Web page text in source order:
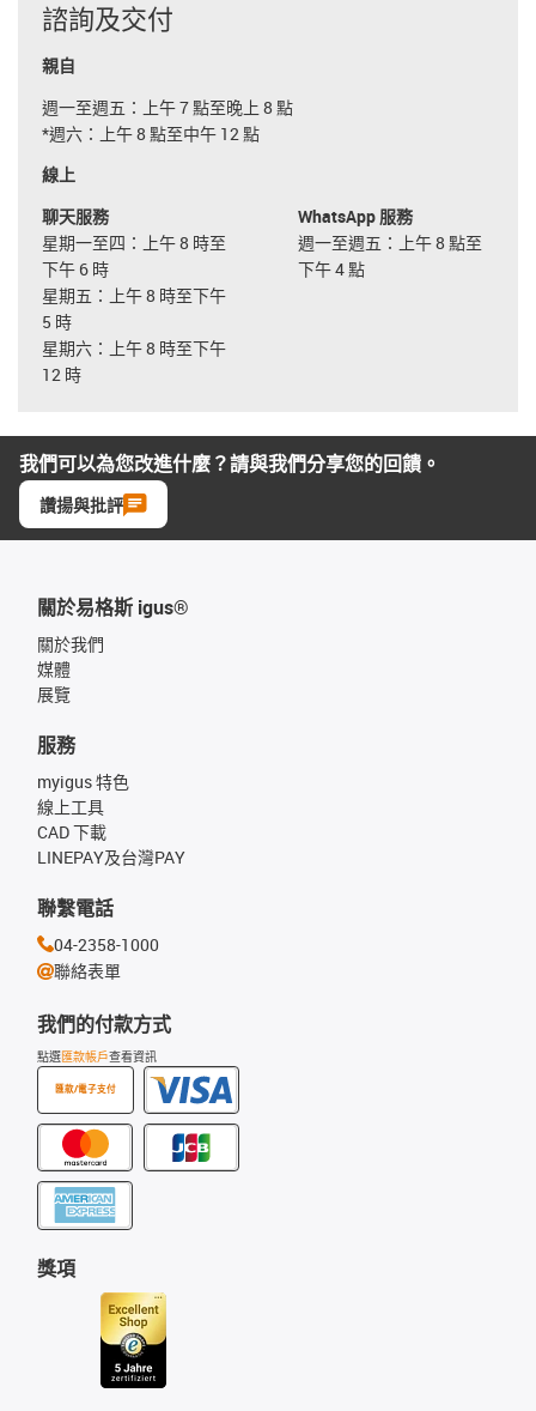
諮詢及交付
親自
週一至週五：上午 7 點至晚上 8 點
*週六：上午 8 點至中午 12 點
線上
聊天服務
星期一至四：上午 8 時至
下午 6 時
星期五：上午 8 時至下午
5 時
星期六：上午 8 時至下午
12 時
WhatsApp 服務
週一至週五：上午 8 點至
下午 4 點
我們可以為您改進什麼？請與我們分享您的回饋。
讚揚與批評
關於易格斯 igus®
關於我們
媒體
展覽
我們的付款方式
點選匯款帳戶查看資訊
匯款/電子支付
服務
myigus 特色
線上工具
CAD 下載
LINEPAY及台灣PAY
獎項
聯繫電話
04-2358-1000
聯絡表單